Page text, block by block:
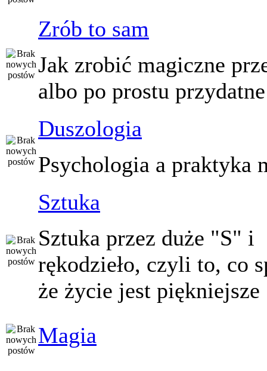
Zrób to sam
Jak zrobić magiczne
albo po prostu
Duszologia
Psychologia a praktyka
Sztuka
Sztuka przez duże "S" i
rękodzieło, czyli to, co
że życie jest piękniejsze
Magia